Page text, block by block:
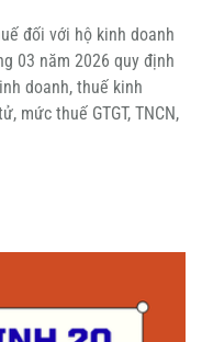
đối với hộ kinh doanh
03 năm 2026 quy định
doanh, thuế kinh
mức thuế GTGT, TNCN,